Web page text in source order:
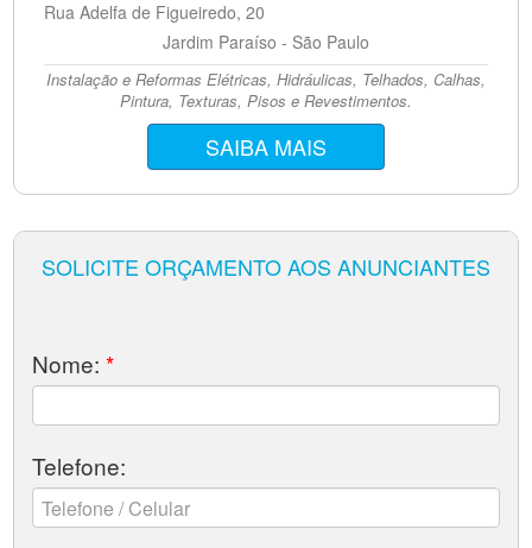
Rua Adelfa de Figueiredo, 20
Jardim Paraíso - São Paulo
Instalação e Reformas Elétricas, Hidráulicas, Telhados, Calhas,
Pintura, Texturas, Pisos e Revestimentos.
SAIBA MAIS